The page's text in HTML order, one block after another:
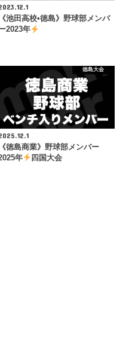
《池田高校•徳島》野球部メンバ
2023年
徳島大会
《徳島商業》野球部メンバー
年
四国大会